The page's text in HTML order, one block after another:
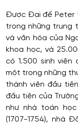
Được Đại đế Peter
trong những trung
và văn hóa của
khoa học, và
có 1.500 sinh viên
một trong những
thành viên đầu
đầu tiên của
như nhà toán học
(1707-1754), nhà